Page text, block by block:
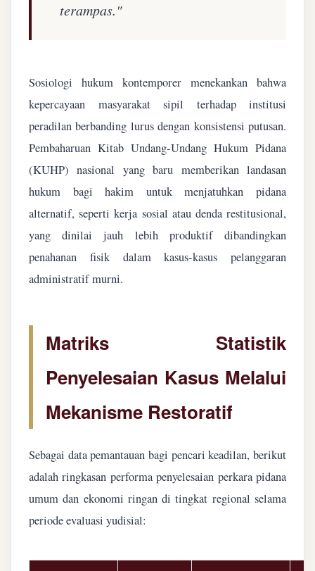
terampas."
Sosiologi hukum kontemporer menekankan bahwa
kepercayaan masyarakat sipil terhadap institusi
peradilan berbanding lurus dengan konsistensi putusan.
Pembaharuan Kitab Undang-Undang Hukum Pidana
(KUHP) nasional yang baru memberikan landasan
hukum bagi hakim untuk menjatuhkan pidana
alternatif, seperti kerja sosial atau denda restitusional,
yang dinilai jauh lebih produktif dibandingkan
penahanan fisik dalam kasus-kasus pelanggaran
administratif murni.
Matriks Statistik
Penyelesaian Kasus Melalui
Mekanisme Restoratif
Sebagai data pemantauan bagi pencari keadilan, berikut
adalah ringkasan performa penyelesaian perkara pidana
umum dan ekonomi ringan di tingkat regional selama
periode evaluasi yudisial: